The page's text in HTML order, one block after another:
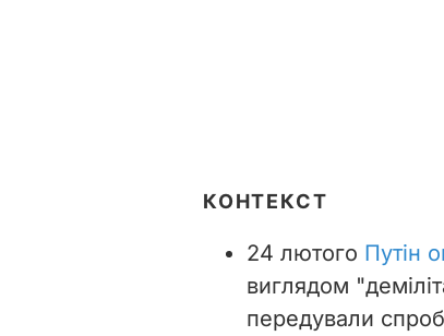
КОНТЕКСТ
24 лютого Путін
виглядом
передували